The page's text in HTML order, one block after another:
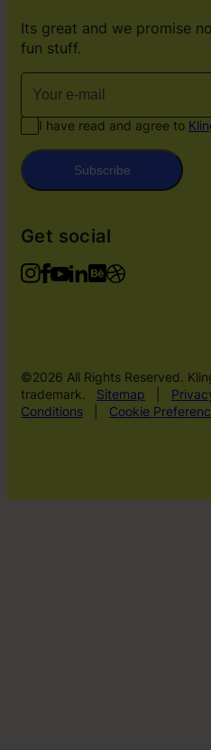
Its great and we promise
fun stuff.
I have read and agree to
Subscribe
Get social
©2026 All Rights Reserved.
trademark.
Sitemap
Conditions
Cookie